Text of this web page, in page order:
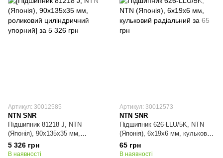
Артикул: 30012585
NTN SNR
Підшипник 81218 J, NTN
(Японія), 90х135х35 мм,
роликовий циліндричний
упорний
5 326 грн
В наявності
Артикул: 30012573
NTN SNR
Підшипник 626-LLU/5K, NTN
(Японія), 6х19х6 мм, кульковий
радіальний
65 грн
В наявності